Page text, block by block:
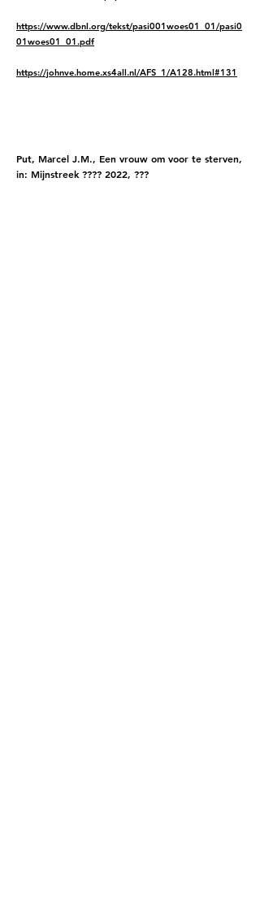
https://www.dbnl.org/tekst/pasi001woes01_01/pasi0
01woes01_01.pdf
https://johnve.home.xs4all.nl/AFS_1/A128.html#131
Put, Marcel J.M., Een vrouw om voor te sterven,
in: Mijnstreek ???? 2022, ???